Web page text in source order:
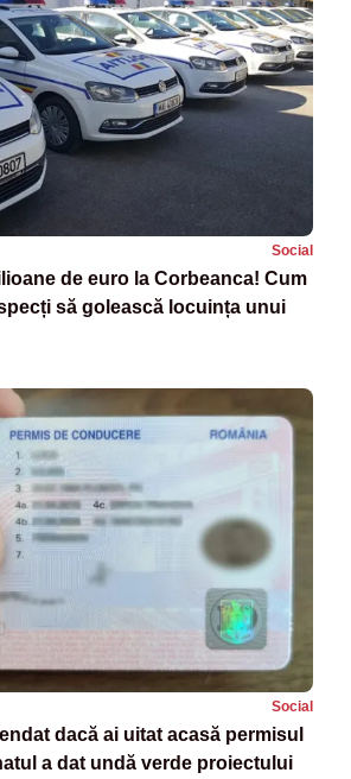
Social
de euro la Corbeanca! Cum
să golească locuința unui
Social
dacă ai uitat acasă permisul
a dat undă verde proiectului